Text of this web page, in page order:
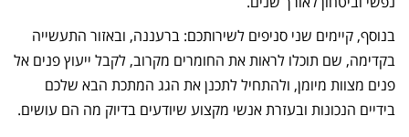
בנוסף, קיימים שני סניפים לשירותכם: ברעננה, ובאזור התעשייה
בקדימה, שם תוכלו לראות את החומרים מקרוב, לקבל ייעוץ פנים אל
פנים מצוות מיומן, ולהתחיל לתכנן את הגג המתכת הבא שלכם
בידיים הנכונות ובעזרת אנשי מקצוע שיודעים בדיוק מה הם עושים.